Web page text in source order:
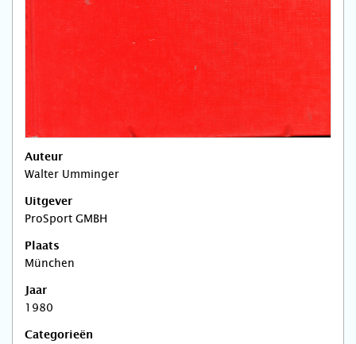
Auteur
Walter Umminger
Uitgever
ProSport GMBH
Plaats
München
Jaar
1980
Categorieën